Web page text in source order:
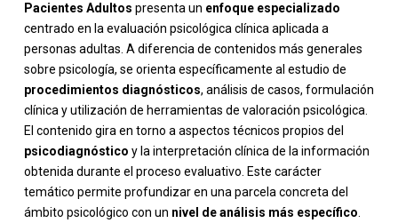
Pacientes Adultos presenta un enfoque especializado
centrado en la evaluación psicológica clínica aplicada a
personas adultas. A diferencia de contenidos más generales
sobre psicología, se orienta específicamente al estudio de
procedimientos diagnósticos, análisis de casos, formulación
clínica y utilización de herramientas de valoración psicológica.
El contenido gira en torno a aspectos técnicos propios del
psicodiagnóstico y la interpretación clínica de la información
obtenida durante el proceso evaluativo. Este carácter
temático permite profundizar en una parcela concreta del
ámbito psicológico con un nivel de análisis más específico.
-